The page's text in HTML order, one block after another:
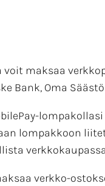
voit maksaa
Bank, Oma
lompakkoon
verkko-